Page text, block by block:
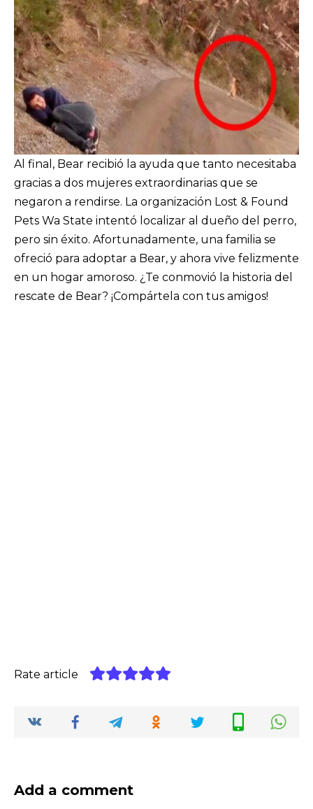
Al final, Bear recibió la ayuda que tanto necesitaba
gracias a dos mujeres extraordinarias que se
negaron a rendirse. La organización Lost & Found
Pets Wa State intentó localizar al dueño del perro,
pero sin éxito. Afortunadamente, una familia se
ofreció para adoptar a Bear, y ahora vive felizmente
en un hogar amoroso. ¿Te conmovió la historia del
rescate de Bear? ¡Compártela con tus amigos!
Rate article
Add a comment